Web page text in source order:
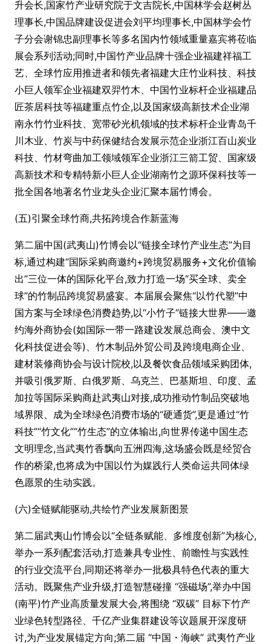
升会长,国家竹产业研究院于文吉院长,中国林学会赵树丛
理事长,中国品牌建设促进会刘平均理事长,中国林学会竹
子分会谢锦忠副理事长等多名国内竹领域重量嘉宾将莅临
展会系列活动;同时,中国竹产业品牌十强企业福建祥福工
艺、全球竹应用推进者和领先者福建大庄竹业科技、科技
小巨人领军企业福建双羿竹木、中国竹业标杆企业福建品
匠茶居科技等福建重点竹企,以及国家级高新技术企业湖
南永竹竹业科技、宽带砂光机领域的技术标杆企业青岛千
川木业、竹炭与中药保健结合发展示范企业浙江百山炭业
科技、竹材弯曲加工领域领军企业浙江三箭工贸、国家级
高新技术和专精特新小巨人企业湖南竹之源环保科技等一
批全国各地著名竹业龙头企业汇聚本届竹博会。
(五)引聚全球竹商,共拓跨境合作新蓝海
第二届中国(武夷山)竹博会以“链接全球竹产业生态”为目
标,通过构建“国际采购商邀约+跨境贸易服务+文化价值输
出”三位一体的国际化平台,致力打造一场“买全球、卖全
球”的竹制品跨境贸易盛宴。本届展会聚焦“以竹代塑”中
国方案与全球绿色消费趋势,以“小竹子”链接大世界——邀
约海外商协会(如国际一带一路建设发展总商会、澳中文
化科技促进会等)、竹木制品外贸公司及跨境电商企业、
建材装修商协会与设计院校,以及餐饮食品领域采购团体,
并吸引俄罗斯、白俄罗斯、乌克兰、巴基斯坦、印度、孟
加拉等国际采购商赴武夷山对接,成功推动竹制品突破地
域界限、成为全球绿色消费市场的“硬通货”,更是通过“竹
科技”“竹文化”“竹生态”的立体输出,向世界传递中国生态
文明理念,当武夷竹香飘向五洲四海,这场盛会既是经贸合
作的桥梁,也将成为中国以竹为媒践行人类命运共同体绿
色愿景的生动实践。
(六)全链赋能驱动,共绘竹产业发展新图景
第二届武夷山竹博会以“全链条赋能、多维度创新”为核心,
举办一系列配套活动,打造兼具专业性、前瞻性与实践性
的行业交流平台,同期还将举办一批极具特色代表的重大
活动。既聚焦产业升级,打造智慧碰撞 “强磁场”,举办中国
(南平)竹产业高质量发展大会,将围绕 “双碳” 目标下竹产
业绿色转型路径、千亿产业集群建设等议题展开深度研
讨,为产业发展锚定方向;第二届 “中国・海峡” 武夷竹产业